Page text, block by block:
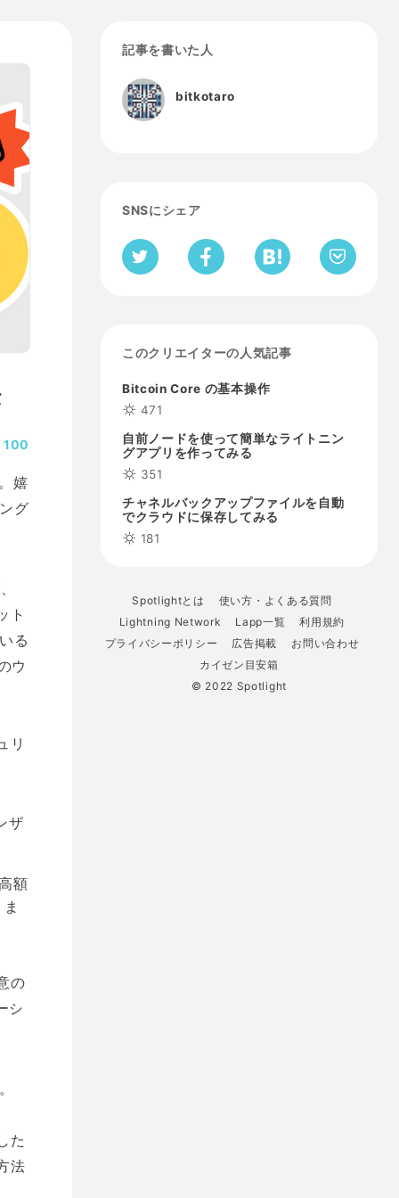
100
嬉
グ
ト
る
ウ
リ
ザ
額
の
シ
た
法
記事を書いた人
bitkotaro
SNSにシェア
このクリエイターの人気記事
Bitcoin Core の基本操作
471
自前ノードを使って簡単なライトニン
グアプリを作ってみる
351
チャネルバックアップファイルを自動
でクラウドに保存してみる
181
Spotlightとは
使い方・よくある質問
Lightning Network
Lapp一覧
利用規約
プライバシーポリシー
広告掲載
お問い合わせ
カイゼン目安箱
© 2022 Spotlight